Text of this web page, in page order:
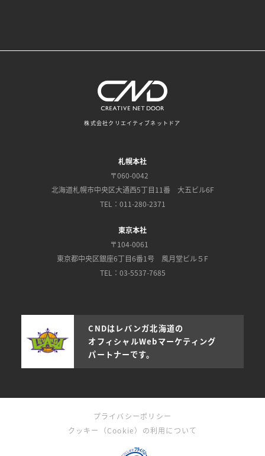
株式会社クリエイティブネットドア
札幌本社
〒060-0042
北海道札幌市中央区大通西5丁目11番 大五ビル6F
TEL：011-280-2371
東京本社
〒104-0061
東京都中央区銀座6丁目6番1号 風月堂ビル５F
TEL：03-5537-7685
CNDはレバンガ北海道の
オフィシャルWebマーケティング
パートナーです。
プライバシーポリシー
クッキー（Cookie）の利用について